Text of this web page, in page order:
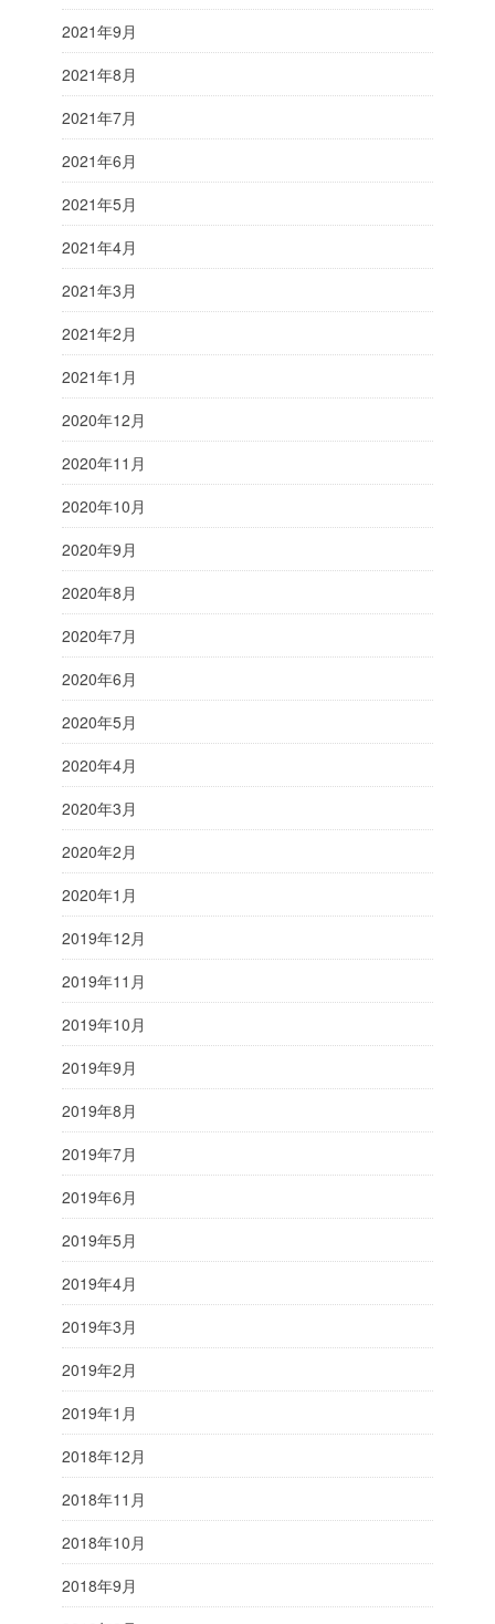
2021年9月
2021年8月
2021年7月
2021年6月
2021年5月
2021年4月
2021年3月
2021年2月
2021年1月
2020年12月
2020年11月
2020年10月
2020年9月
2020年8月
2020年7月
2020年6月
2020年5月
2020年4月
2020年3月
2020年2月
2020年1月
2019年12月
2019年11月
2019年10月
2019年9月
2019年8月
2019年7月
2019年6月
2019年5月
2019年4月
2019年3月
2019年2月
2019年1月
2018年12月
2018年11月
2018年10月
2018年9月